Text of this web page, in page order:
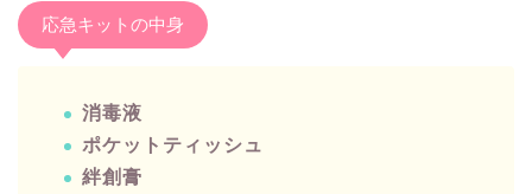
応急キットの中身
消毒液
ポケットティッシュ
絆創膏